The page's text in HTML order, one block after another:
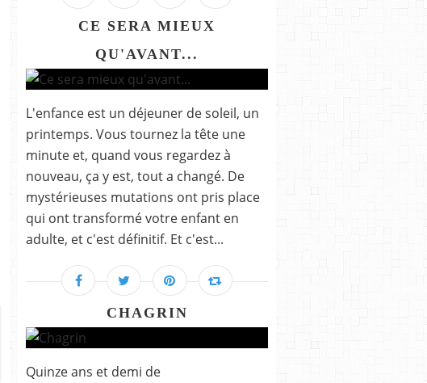
CE SERA MIEUX
QU'AVANT...
L'enfance est un déjeuner de soleil, un
printemps. Vous tournez la tête une
minute et, quand vous regardez à
nouveau, ça y est, tout a changé. De
mystérieuses mutations ont pris place
qui ont transformé votre enfant en
adulte, et c'est définitif. Et c'est...
CHAGRIN
Quinze ans et demi de